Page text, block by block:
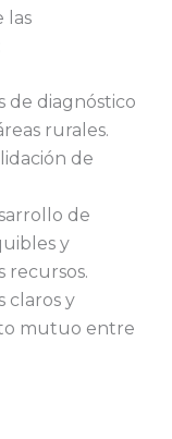
las
de diagnóstico
rurales.
de
de
y
recursos.
claros y
mutuo entre